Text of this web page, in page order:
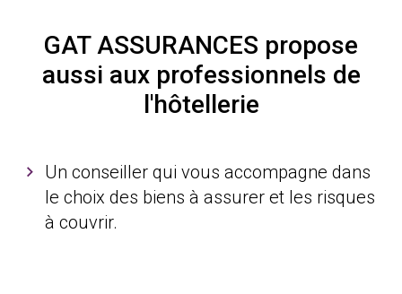
GAT ASSURANCES propose
aussi aux professionnels de
l'hôtellerie
Un conseiller qui vous accompagne dans
le choix des biens à assurer et les risques
à couvrir.